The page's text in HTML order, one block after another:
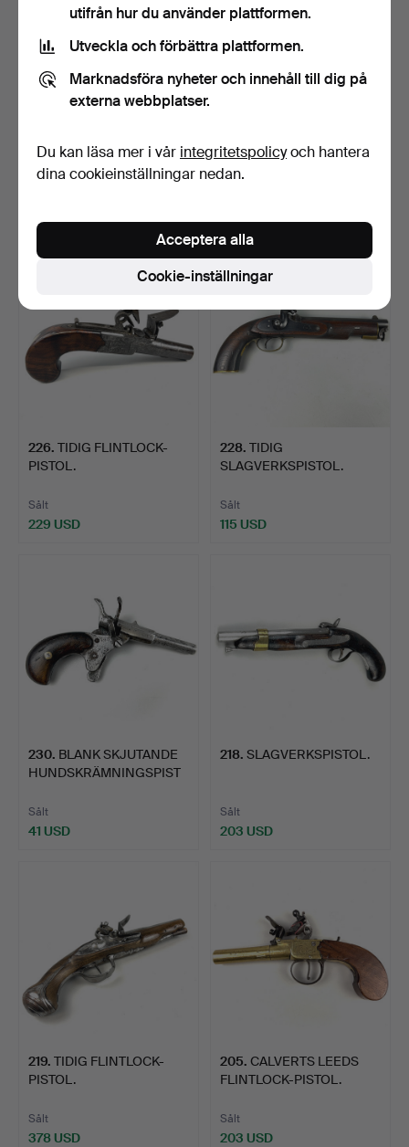
FLINTLOCK-PISTOL.
SLAGVERKSPISTOL.
226. TIDIG FLINTLOCK-
PISTOL.
Sålt
229 USD
228. TIDIG
SLAGVERKSPISTOL.
Sålt
115 USD
230. BLANK SKJUTANDE
HUNDSKRÄMNINGSPIST
Sålt
41 USD
218. SLAGVERKSPISTOL.
Sålt
203 USD
219. TIDIG FLINTLOCK-
PISTOL.
Sålt
378 USD
205. CALVERTS LEEDS
FLINTLOCK-PISTOL.
Sålt
203 USD
utifrån hur du använder plattformen.
Utveckla och förbättra plattformen.
Marknadsföra nyheter och innehåll till dig på
externa webbplatser.
Du kan läsa mer i vår integritetspolicyoch hantera
dina cookieinställningar nedan.
Cookie-inställningar
Acceptera alla